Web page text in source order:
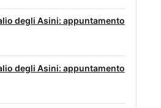
degli Asini: appuntamento
degli Asini: appuntamento